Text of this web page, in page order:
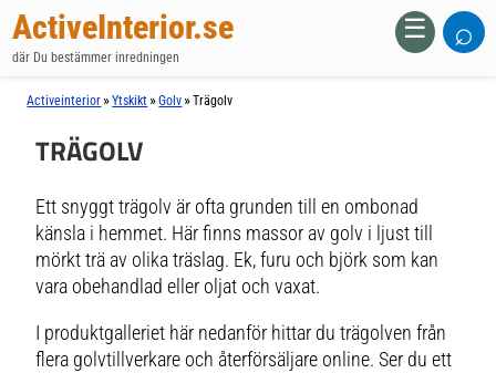
ActiveInterior.se
där Du bestämmer inredningen
☰ ⌕
Activeinterior »Ytskikt »Golv »Trägolv
TRÄGOLV
Ett snyggt trägolv är ofta grunden till en ombonad
känsla i hemmet. Här finns massor av golv i ljust till
mörkt trä av olika träslag. Ek, furu och björk som kan
vara obehandlad eller oljat och vaxat.
I produktgalleriet här nedanför hittar du trägolven från
flera golvtillverkare och återförsäljare online. Ser du ett